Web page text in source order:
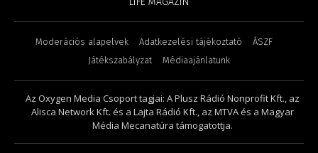
Moderációs alapelvek Adatkezelési tájékoztató
ÁSZF
Játékszabályzat
Médiaajánlatunk
Az Oxygen Media Csoport tagjai: A Plusz Rádió Nonprofit Kft., az
Alisca Network Kft. és a Lajta Rádió Kft., az MTVA és a Magyar
Média Mecanatúra támogatottja.